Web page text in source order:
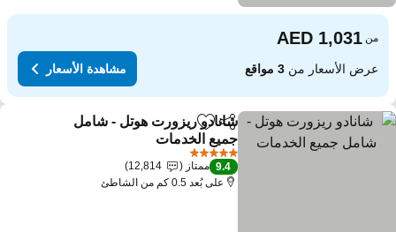
من
عرض الأسعار من3 مواقع مشاهدة الأسعار
مشاركةAdd to favorites
شانادو ريزورت هوتل - شامل
جميع الخدمات
مشاهدة الأسعار
9.4 ممتاز
12,814
على بُعد 0.5 كم من الشاطئ